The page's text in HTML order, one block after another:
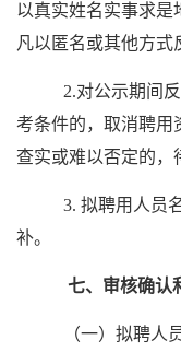
以真实姓名实事求是
凡以匿名或其他方式
2.对公示期间
考条件的，取消聘用
查实或难以否定的，
3. 拟聘用人员
补。
七、审核确认
（一）拟聘人